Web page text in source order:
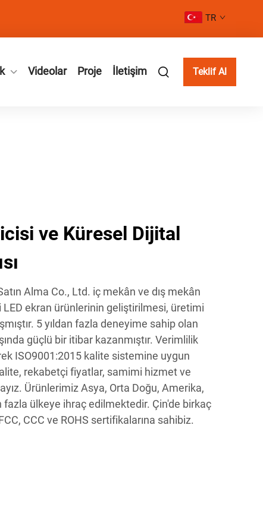
TR
Videolar Proje İletişim Teklif Al
ve Küresel Dijital
Alma Co., Ltd. iç mekân ve dış mekân
LED ekran ürünlerinin geliştirilmesi, üretimi
5 yıldan fazla deneyime sahip olan
güçlü bir itibar kazanmıştır. Verimlilik
ISO9001:2015 kalite sistemine uygun
rekabetçi fiyatlar, samimi hizmet ve
Ürünlerimiz Asya, Orta Doğu, Amerika,
ülkeye ihraç edilmektedir. Çin'de birkaç
CCC ve ROHS sertifikalarına sahibiz.